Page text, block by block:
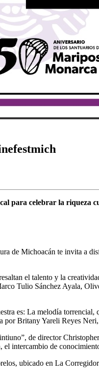
para celebrar la riqueza
de Michoacán te invita a
el talento y la
Tulio Sánchez Ayala,
es: La melodía
por Britany Yareli Reyes
de director
intercambio de
ubicado en La